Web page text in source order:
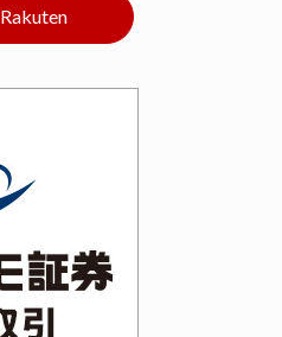
Rakuten